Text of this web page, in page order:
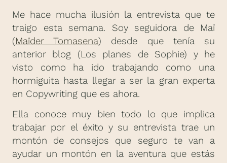
Me hace mucha ilusión la entrevista que te
traigo esta semana. Soy seguidora de Maï
(Maïder Tomasena) desde que tenía su
anterior blog (Los planes de Sophie) y he
visto como ha ido trabajando como una
hormiguita hasta llegar a ser la gran experta
en Copywriting que es ahora.
Ella conoce muy bien todo lo que implica
trabajar por el éxito y su entrevista trae un
montón de consejos que seguro te van a
ayudar un montón en la aventura que estás